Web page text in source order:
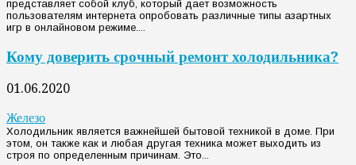
представляет собой клуб, который дает возможность
пользователям интернета опробовать различные типы азартных
игр в онлайновом режиме....
Кому доверить срочный ремонт холодильника?
01.06.2020
Железо
Холодильник является важнейшей бытовой техникой в доме. При
этом, он также как и любая другая техника может выходить из
строя по определенным причинам. Это...